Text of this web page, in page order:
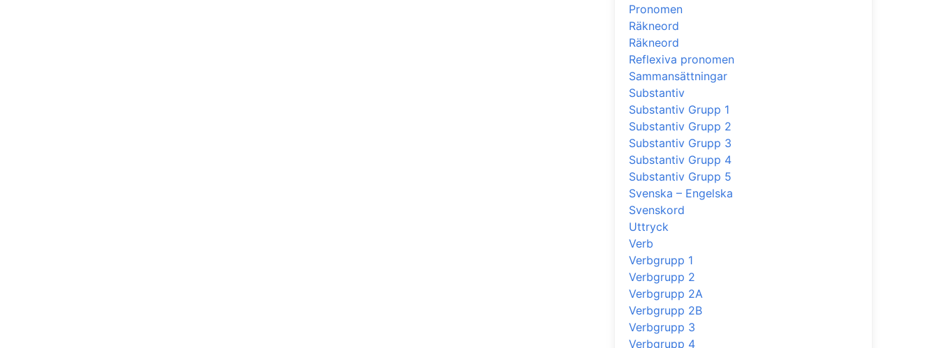
Pronomen
Räkneord
Räkneord
Reflexiva pronomen
Sammansättningar
Substantiv
Substantiv Grupp 1
Substantiv Grupp 2
Substantiv Grupp 3
Substantiv Grupp 4
Substantiv Grupp 5
Svenska – Engelska
Svenskord
Uttryck
Verb
Verbgrupp 1
Verbgrupp 2
Verbgrupp 2A
Verbgrupp 2B
Verbgrupp 3
Verbgrupp 4